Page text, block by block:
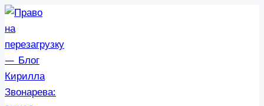
Перейти
к
содержимому